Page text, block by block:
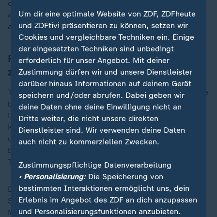
der Israelischen Armee einforderte. "Israel kann nur
auf Dauer in Frieden leben, wenn auch seine Nachbarn
auf Dauer in Frieden leben können", so Baerbock.
RobertHabeck: Waffenlieferung "ist
zurückhaltender geworden"
Tatsächlich ist die Einschätzung, ob sich Israels Armee
bei seinen Aktionen im Gaza-Streifen oder bei den
Luftangriffen auf Beirut immer an das
Kriegsvölkerrecht hält, derzeit international hoch
umstritten. VizekanzlerRobert Habeckbestätigt sogar
bei einem Auftritt Michel Friedmans am Montag in
Teilen eine Änderung bei der Unterstützung Israels.
Die Lieferung von Waffen oder Munition "ist an einer
Stelle zurückhaltender geworden", so Robert Habeck.
Mehr führt er mit Verweis auf die strengen Regeln des
Um dir eine optimale Website von ZDF, ZDFheute
und ZDFtivi präsentieren zu können, setzen wir
Cookies und vergleichbare Techniken ein. Einige
der eingesetzten Techniken sind unbedingt
erforderlich für unser Angebot. Mit deiner
Zustimmung dürfen wir und unsere Dienstleister
darüber hinaus Informationen auf deinem Gerät
speichern und/oder abrufen. Dabei geben wir
deine Daten ohne deine Einwilligung nicht an
Dritte weiter, die nicht unsere direkten
Dienstleister sind. Wir verwenden deine Daten
auch nicht zu kommerziellen Zwecken.
Zustimmungspflichtige Datenverarbeitung
• Personalisierung:Die Speicherung von
bestimmten Interaktionen ermöglicht uns, dein
Erlebnis im Angebot des ZDF an dich anzupassen
und Personalisierungsfunktionen anzubieten.